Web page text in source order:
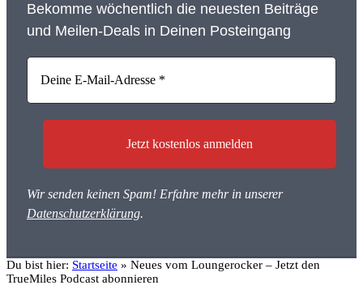
Bekomme wöchentlich die neuesten Beiträge
und Meilen-Deals in Deinen Posteingang
Wir senden keinen Spam! Erfahre mehr in unserer
Datenschutzerklärung.
Du bist hier: Startseite » Neues vom Loungerocker – Jetzt den
TrueMiles Podcast abonnieren